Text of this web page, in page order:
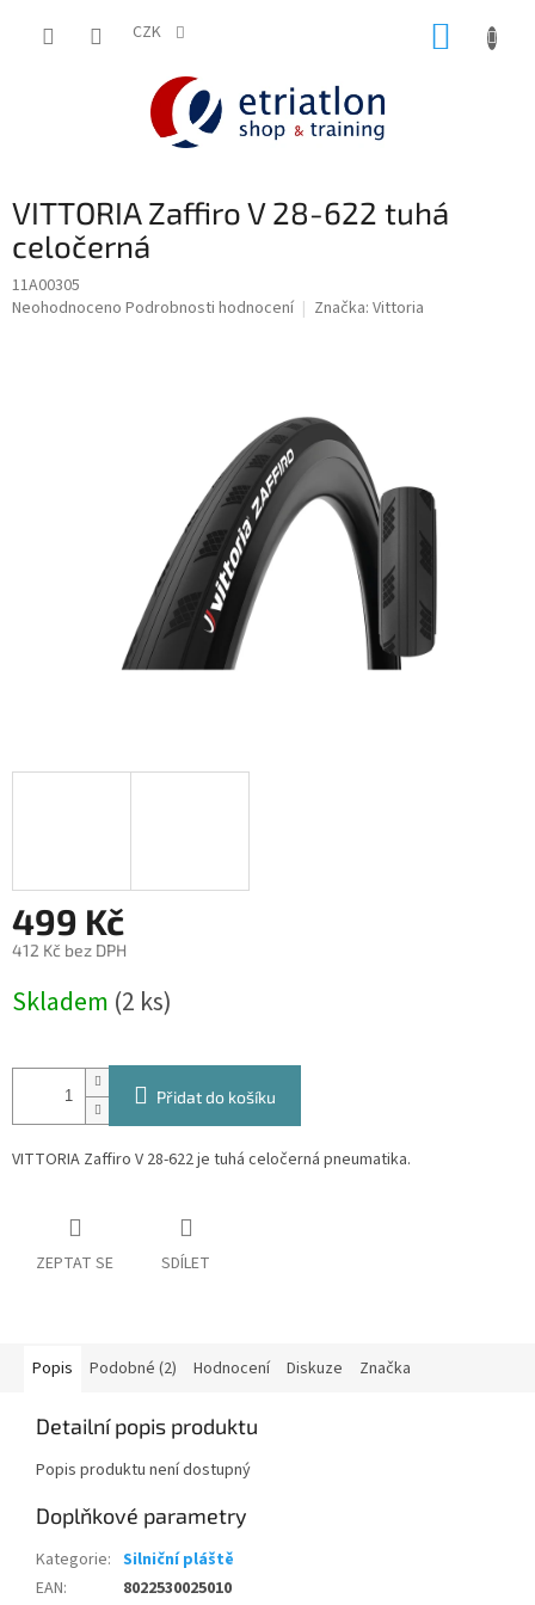
CZK
VITTORIA Zaffiro V 28-622 tuhá
celočerná
11A00305
Průměrné
Neohodnoceno Podrobnosti hodnocení Značka: Vittoria
499 Kč
412 Kč bez DPH
cena:
Skladem (2 ks)
Přidat do košíku
VITTORIA Zaffiro V 28-622 je tuhá celočerná pneumatika.
ZEPTAT SE SDÍLET
Popis Podobné (2) Hodnocení Diskuze Značka
Detailní popis produktu
Popis produktu není dostupný
Doplňkové parametry
Kategorie: Silniční pláště
EAN:
8022530025010
shop.etriatlon.cz - Chat